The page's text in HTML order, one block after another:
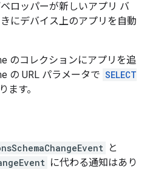
ロッパーが新しいアプリ バ
にデバイス上のアプリを自動
のコレクションにアプリを追
の URL パラメータで SELECT
ます。
と
に代わる通知はあり